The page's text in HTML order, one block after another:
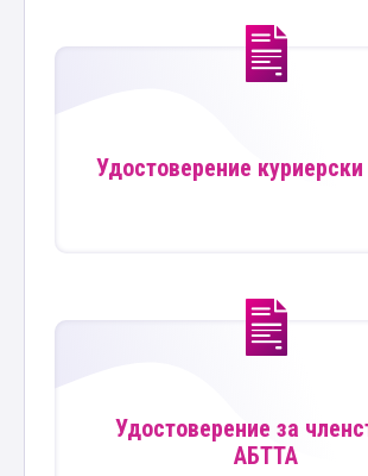
Удостоверение куриерски
Удостоверение за
АБТТА